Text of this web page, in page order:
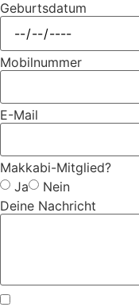
Geburtsdatum
Mobilnummer
E-Mail
Makkabi-Mitglied?
Ja
Nein
Deine Nachricht